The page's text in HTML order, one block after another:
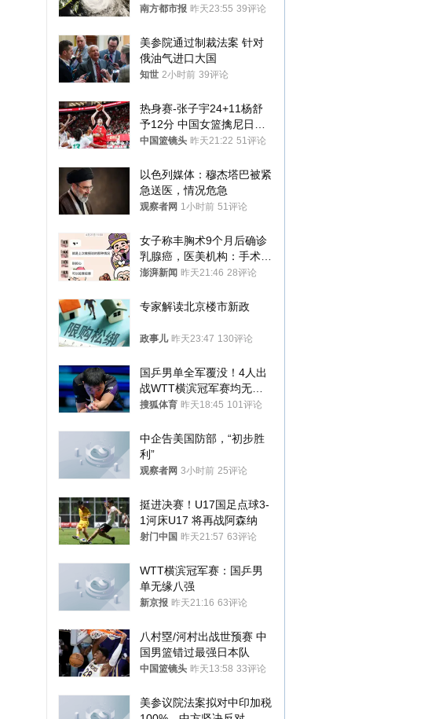
大！深圳官方：注意这件事
南方都市报 昨天23:55 39评论
美参院通过制裁法案 针对
俄油气进口大国
知世 2小时前 39评论
热身赛-张子宇24+11杨舒
予12分 中国女篮擒尼日利
亚
中国篮镜头 昨天21:22 51评论
以色列媒体：穆杰塔巴被紧
急送医，情况危急
观察者网 1小时前 51评论
女子称丰胸术9个月后确诊
乳腺癌，医美机构：手术不
可能引发癌症，建议走司法
澎湃新闻 昨天21:46 28评论
专家解读北京楼市新政
政事儿 昨天23:47 130评论
国乒男单全军覆没！4人出
战WTT横滨冠军赛均无缘
八强
搜狐体育 昨天18:45 101评论
中企告美国防部，“初步胜
利”
观察者网 3小时前 25评论
挺进决赛！U17国足点球3-
1河床U17 将再战阿森纳
射门中国 昨天21:57 63评论
WTT横滨冠军赛：国乒男
单无缘八强
新京报 昨天21:16 63评论
八村塁/河村出战世预赛 中
国男篮错过最强日本队
中国篮镜头 昨天13:58 33评论
美参议院法案拟对中印加税